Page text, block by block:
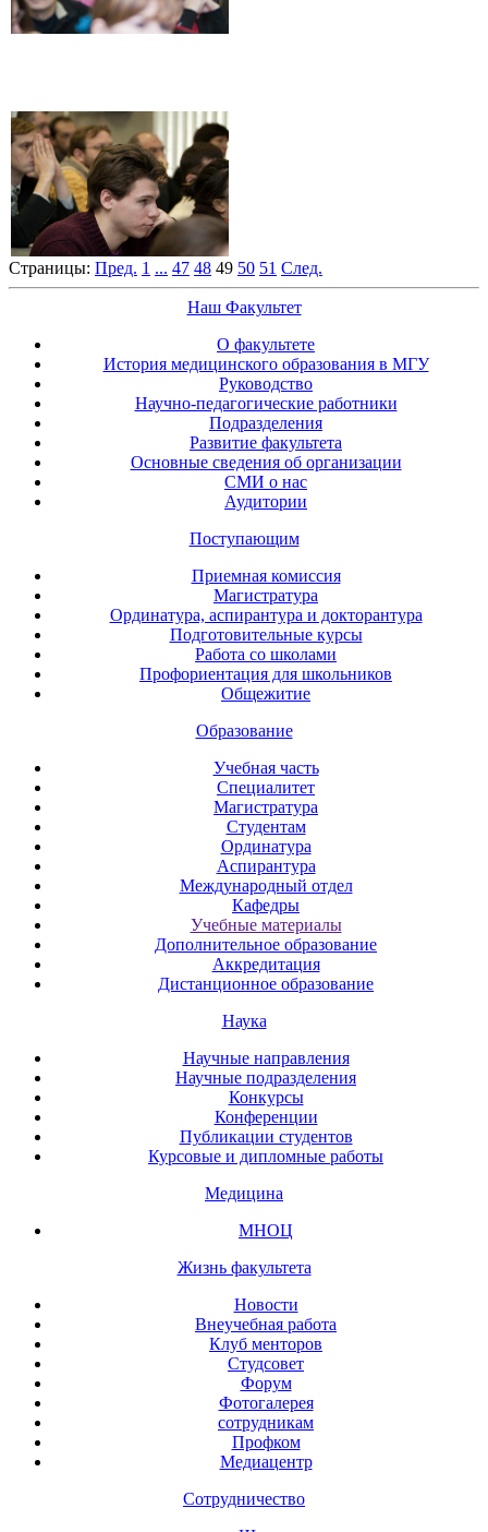
Страницы: Пред. 1 ... 47 48 49 50 51 След.
Наш Факультет
О факультете
История медицинского образования в МГУ
Руководство
Научно-педагогические работники
Подразделения
Развитие факультета
Основные сведения об организации
СМИ о нас
Аудитории
Поступающим
Приемная комиссия
Магистратура
Ординатура, аспирантура и докторантура
Подготовительные курсы
Работа со школами
Профориентация для школьников
Общежитие
Образование
Учебная часть
Специалитет
Магистратура
Студентам
Ординатура
Аспирантура
Международный отдел
Кафедры
Учебные материалы
Дополнительное образование
Аккредитация
Дистанционное образование
Наука
Научные направления
Научные подразделения
Конкурсы
Конференции
Публикации студентов
Курсовые и дипломные работы
Медицина
МНОЦ
Жизнь факультета
Новости
Внеучебная работа
Клуб менторов
Студсовет
Форум
Фотогалерея
сотрудникам
Профком
Медиацентр
Сотрудничество